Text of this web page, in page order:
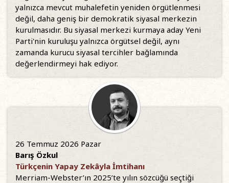
yalnızca mevcut muhalefetin yeniden örgütlenmesi
değil, daha geniş bir demokratik siyasal merkezin
kurulmasıdır. Bu siyasal merkezi kurmaya aday Yeni
Parti'nin kuruluşu yalnızca örgütsel değil, aynı
zamanda kurucu siyasal tercihler bağlamında
değerlendirmeyi hak ediyor.
26 Temmuz 2026 Pazar
Barış Özkul
Türkçenin Yapay Zekâyla İmtihanı
Merriam-Webster’ın 2025’te yılın sözcüğü seçtiği